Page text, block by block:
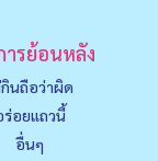
ารย้อนหลัง
นถือว่าผิด
ร่อยแถวนี้
อื่นๆ